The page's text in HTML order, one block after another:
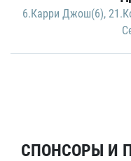
6.Карри Джош(6),
СПОНСОРЫ И